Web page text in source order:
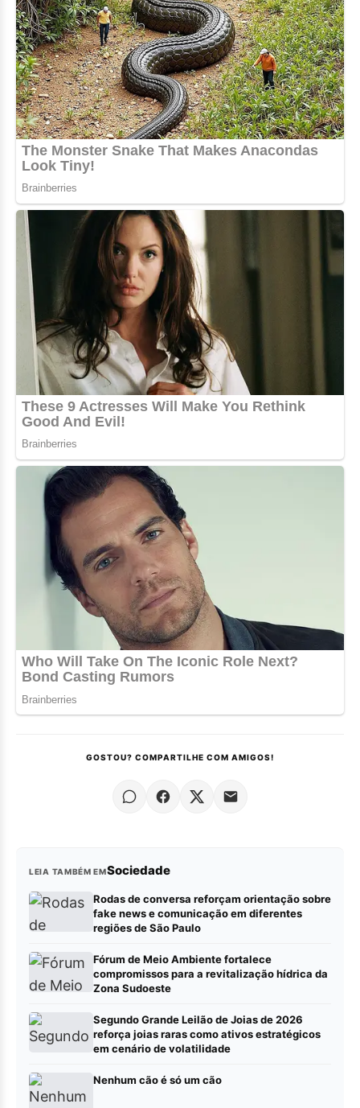
GOSTOU? COMPARTILHE COM AMIGOS!
LEIA TAMBÉM EMSociedade
Rodas de conversa reforçam orientação sobre
fake news e comunicação em diferentes
regiões de São Paulo
Fórum de Meio Ambiente fortalece
compromissos para a revitalização hídrica da
Zona Sudoeste
Segundo Grande Leilão de Joias de 2026
reforça joias raras como ativos estratégicos
em cenário de volatilidade
Nenhum cão é só um cão